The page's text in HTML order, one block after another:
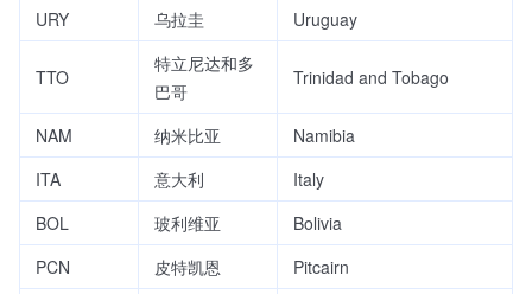
URY
乌拉圭 Uruguay
TTO
特立尼达和多
巴哥
Trinidad and Tobago
NAM 纳米比亚
Namibia
ITA
意大利
Italy
BOL
玻利维亚
Bolivia
PCN
皮特凯恩
Pitcairn